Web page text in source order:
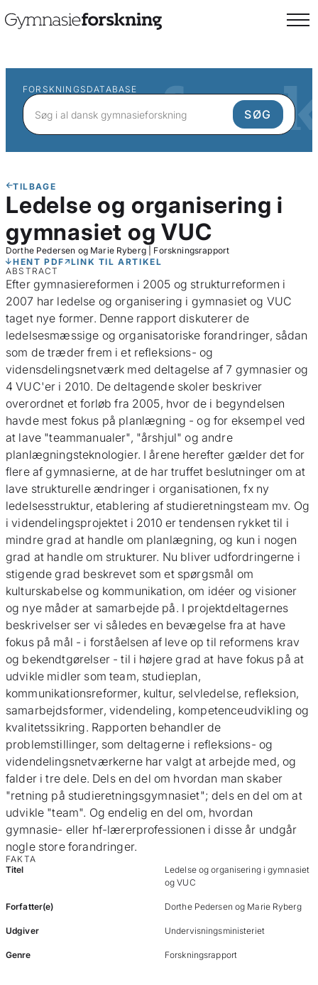
FORSKNINGSDATABASE
TILBAGE
Ledelse og organisering i
gymnasiet og VUC
Dorthe Pedersen og Marie Ryberg| Forskningsrapport
HENT PDF
LINK TIL ARTIKEL
ABSTRACT
Efter gymnasiereformen i 2005 og strukturreformen i
2007 har ledelse og organisering i gymnasiet og VUC
taget nye former. Denne rapport diskuterer de
ledelsesmæssige og organisatoriske forandringer, sådan
som de træder frem i et refleksions- og
vidensdelingsnetværk med deltagelse af 7 gymnasier og
4 VUC'er i 2010. De deltagende skoler beskriver
overordnet et forløb fra 2005, hvor de i begyndelsen
havde mest fokus på planlægning - og for eksempel ved
at lave "teammanualer", "årshjul" og andre
planlægningsteknologier. I årene herefter gælder det for
flere af gymnasierne, at de har truffet beslutninger om at
lave strukturelle ændringer i organisationen, fx ny
ledelsesstruktur, etablering af studieretningsteam mv. Og
i videndelingsprojektet i 2010 er tendensen rykket til i
mindre grad at handle om planlægning, og kun i nogen
grad at handle om strukturer. Nu bliver udfordringerne i
stigende grad beskrevet som et spørgsmål om
kulturskabelse og kommunikation, om idéer og visioner
og nye måder at samarbejde på. I projektdeltagernes
beskrivelser ser vi således en bevægelse fra at have
fokus på mål - i forståelsen af leve op til reformens krav
og bekendtgørelser - til i højere grad at have fokus på at
udvikle midler som team, studieplan,
kommunikationsreformer, kultur, selvledelse, refleksion,
samarbejdsformer, videndeling, kompetenceudvikling og
kvalitetssikring. Rapporten behandler de
problemstillinger, som deltagerne i refleksions- og
videndelingsnetværkerne har valgt at arbejde med, og
falder i tre dele. Dels en del om hvordan man skaber
"retning på studieretningsgymnasiet"; dels en del om at
udvikle "team". Og endelig en del om, hvordan
gymnasie- eller hf-lærerprofessionen i disse år undgår
nogle store forandringer.
FAKTA
Titel
Ledelse og organisering i gymnasiet
og VUC
Forfatter(e) Dorthe Pedersen og Marie Ryberg
Udgiver Undervisningsministeriet
Genre Forskningsrapport